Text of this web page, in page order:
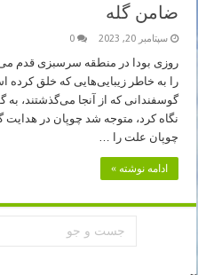
ضامن گله
سپتامبر 20, 2023 0
روزی بودا در منطقه سرسبزی قدم
را به خاطر زیبایی‌هایی که خلق
گوسفندانی که از آنجا می‌گذشتند، به
نگاه کرد، متوجه شد چوپان در هدایت
چوپان علت را …
ادامه نوشته »